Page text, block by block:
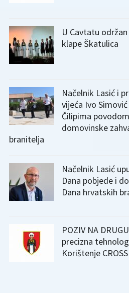
U Cavtatu
klape Škatulica
Načelnik Lasić i
vijeća Ivo
Čilipima
domovinske
branitelja
Načelnik Lasić
Dana pobjede i
Dana hrvatskih
POZIV NA
precizna
Korištenje